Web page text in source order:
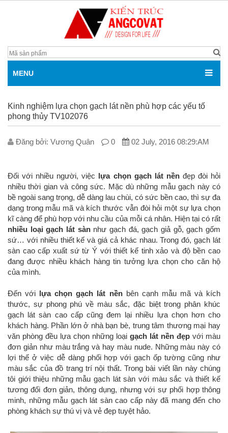
MENU
Kinh nghiệm lựa chọn gạch lát nền phù hợp các yếu tố
phong thủy TV102076
Đăng bởi: V­ương Quân 0 02 July, 2016 08:29:AM
Đối với nhiều người, việc lựa chọn gạch lát nềnđẹp đòi hỏi
nhiều thời gian và công sức. Mặc dù những mẫu gạch này có
bề ngoài sang trọng, dễ dàng lau chùi, có sức bền cao, thì sự đa
dạng trong mẫu mã và kích thước vẫn đòi hỏi một sự lựa chọn
kĩ càng để phù hợp với nhu cầu của mỗi cá nhân. Hiện tại có rất
nhiều loại gạch lát sànnhư gạch đá, gạch giả gỗ, gạch gốm
sứ… với nhiều thiết kế và giá cả khác nhau. Trong đó, gạch lát
sàn cao cấp xuất sứ từ Ý với thiết kế tinh xảo và độ bền cao
đang được nhiều khách hàng tin tưởng lựa chọn cho căn hộ
của mình.
Đến với lựa chọn gạch lát nềnbên cạnh mẫu mã và kích
thước, sự phong phú về màu sắc, đặc biệt trong phân khúc
gạch lát sàn cao cấp cũng đem lại nhiều lựa chọn hơn cho
khách hàng. Phần lớn ở nhà bạn bè, trung tâm thương mại hay
văn phòng đều lựa chọn những loại gạch lát nền đẹp với màu
đơn giản như màu trắng và hay màu nude. Những màu này có
lợi thế ở việc dễ dàng phối hợp với gạch ốp tường cũng như
màu sắc của đồ trang trí nội thất. Trong bài viết lần này chúng
tôi giới thiệu những mẫu gạch lát sàn với màu sắc và thiết kế
tương đối đơn giản, thông dụng, nhưng với sự phối hợp thông
minh, những mẫu gạch lát sàn cao cấp này đã mang đến cho
phòng khách sự thú vị và vẻ đẹp tuyệt hảo.